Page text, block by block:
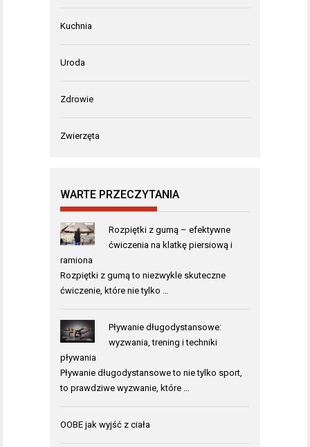
Kuchnia
Uroda
Zdrowie
Zwierzęta
WARTE PRZECZYTANIA
Rozpiętki z gumą – efektywne
ćwiczenia na klatkę piersiową i
ramiona
Rozpiętki z gumą to niezwykle skuteczne
ćwiczenie, które nie tylko …
Pływanie długodystansowe:
wyzwania, trening i techniki
pływania
Pływanie długodystansowe to nie tylko sport,
to prawdziwe wyzwanie, które …
OOBE jak wyjść z ciała